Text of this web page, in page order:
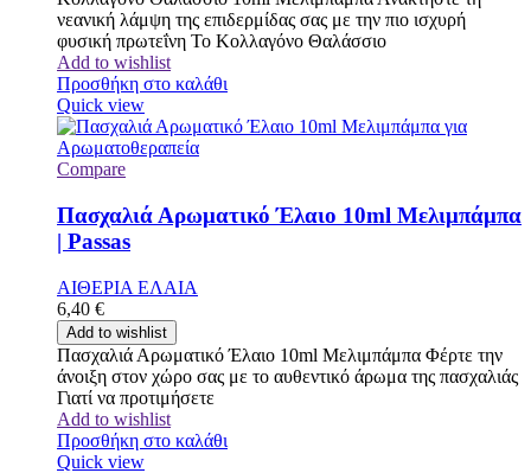
νεανική λάμψη της επιδερμίδας σας με την πιο ισχυρή
φυσική πρωτεΐνη Το Κολλαγόνο Θαλάσσιο
Add to wishlist
Προσθήκη στο καλάθι
Quick view
Compare
Πασχαλιά Αρωματικό Έλαιο 10ml Μελιμπάμπα
| Passas
ΑΙΘΕΡΙΑ ΕΛΑΙΑ
6,40 €
Add to wishlist
Πασχαλιά Αρωματικό Έλαιο 10ml Μελιμπάμπα Φέρτε την
άνοιξη στον χώρο σας με το αυθεντικό άρωμα της πασχαλιάς
Γιατί να προτιμήσετε
Add to wishlist
Προσθήκη στο καλάθι
Quick view